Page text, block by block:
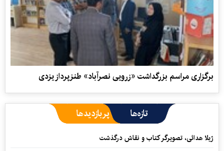
برگزاری مراسم بزرگداشت «زرویی نصرآباد» طنزپرداز یزدی
تازه‌ها پربازدیدها
ژیلا هدائی، تصویرگر کتاب و نقاش درگذشت